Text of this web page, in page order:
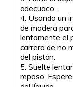
adecuado.
4. Usando un
de madera
lentamente el
carrera de no
del pistón.
5. Suelte
reposo.